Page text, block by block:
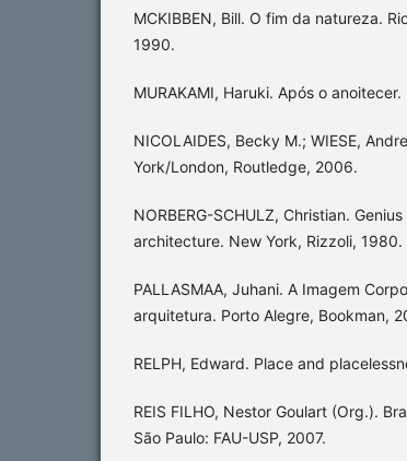
MCKIBBEN, Bill. O fim da natureza.
1990.
MURAKAMI, Haruki. Após o
NICOLAIDES, Becky M.; WIESE,
York/London, Routledge, 2006.
NORBERG-SCHULZ, Christian.
architecture. New York, Rizzoli, 1980.
PALLASMAA, Juhani. A Imagem
arquitetura. Porto Alegre, Bookman,
RELPH, Edward. Place and
REIS FILHO, Nestor Goulart (Org.).
São Paulo: FAU-USP, 2007.